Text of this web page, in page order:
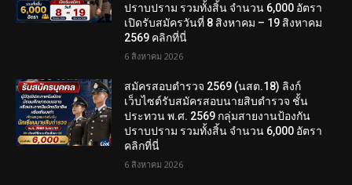
ปราบปราม รวมทั้งสิ้น จำนวน 6,000 อัตรา
เปิดรับสมัครวันที่ 8 สิงหาคม – 19 สิงหาคม
2569 คลิกที่นี่
6 สิงหาคม 2026
สมัครสอบตํารวจ 2569 (นสต.18) ลิงก์
เว็บไซต์รับสมัครสอบนายสิบตำรวจ ชั้น
ประทวน พ.ศ. 2569 กลุ่มสายงานป้องกัน
ปราบปราม รวมทั้งสิ้น จำนวน 6,000 อัตรา
คลิกที่นี่
6 สิงหาคม 2026